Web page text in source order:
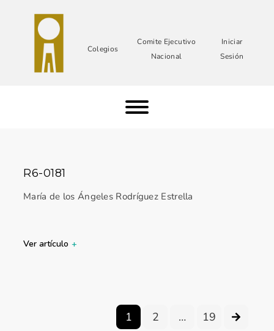
Colegios
Comite Ejecutivo
Nacional
Iniciar
Sesión
R6-0181
María de los Ángeles Rodríguez Estrella
Ver artículo +
1 2 … 19